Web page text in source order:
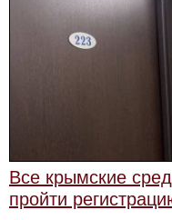
Все крымские
пройти